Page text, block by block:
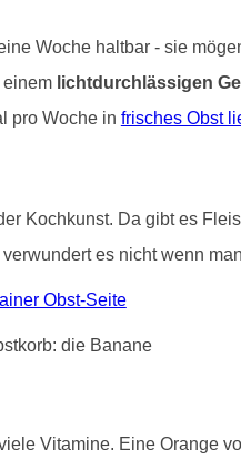
Woche haltbar - sie
einem lichtdurchlässigen
pro Woche in frisches Obst
Kochkunst. Da gibt es
es nicht wenn
Obst-Seite
Vitamine. Eine Orange